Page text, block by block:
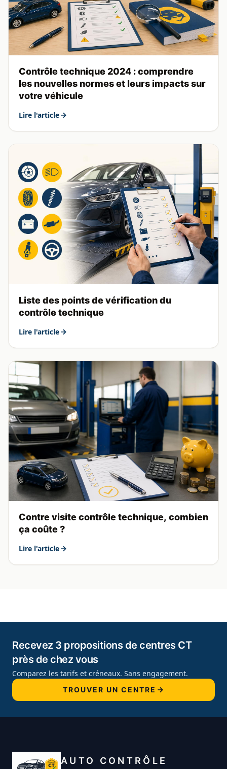
Contrôle technique 2024 : comprendre
les nouvelles normes et leurs impacts sur
votre véhicule
Lire l'article
Liste des points de vérification du
contrôle technique
Lire l'article
Contre visite contrôle technique, combien
ça coûte ?
Lire l'article
Recevez 3 propositions de centres CT
près de chez vous
Comparez les tarifs et créneaux. Sans engagement.
TROUVER UN CENTRE
AUTO CONTRÔLE